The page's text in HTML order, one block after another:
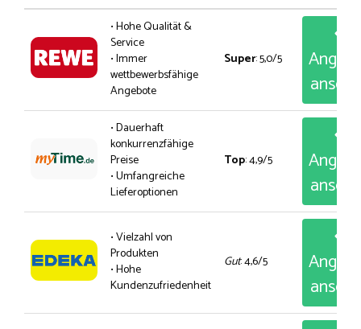
• Hohe Qualität &
Service
• Immer
wettbewerbsfähige
Angebote
Super: 5,0/5
• Dauerhaft
konkurrenzfähige
Preise
• Umfangreiche
Lieferoptionen
Top: 4,9/5
• Vielzahl von
Produkten
• Hohe
Kundenzufriedenheit
Gut: 4,6/5